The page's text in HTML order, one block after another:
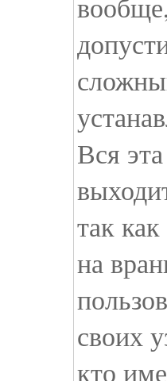
Вся
так
на
своих
кто